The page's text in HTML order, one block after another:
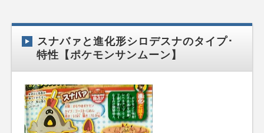
スナバァと進化形シロデスナのタイプ･
特性【ポケモンサンムーン】